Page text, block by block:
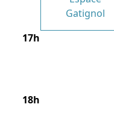
Gatignol
17h
18h